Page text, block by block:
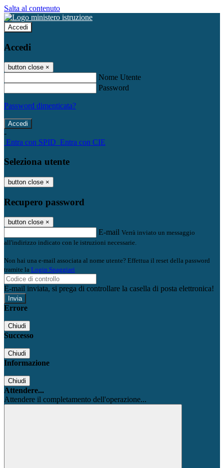
Salta al contenuto
Accedi
Accedi
button close ×
Nome Utente
Password
Password dimenticata?
-
Entra con SPID Entra con CIE
Seleziona utente
button close ×
Recupero password
button close ×
E-mail Verrà inviato un messaggio
all'indirizzo indicato con le istruzioni necessarie.
Non hai una e-mail associata al nome utente? Effettua il reset della password
tramite la Login Spaggiari
E-mail inviata, si prega di controllare la casella di posta elettronica!
Errore
Chiudi
Successo
Chiudi
Informazione
Chiudi
Attendere...
Attendere il completamento dell'operazione...